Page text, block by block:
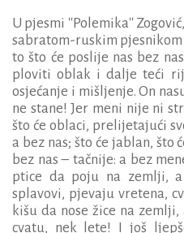
U pjesmi ''Polemika''
sabratom-ruskim
to što će poslije nas bez
ploviti oblak i dalje teći
osjećanje i mišljenje. On
ne stane! Jer meni nije ni
što će oblaci, prelijetajući
a bez nas; što će jablan, što
bez nas – tačnije: a bez
ptice da poju na zemlji,
splavovi, pjevaju vretena,
kišu da nose žice na
cvatu, nek lete! I još